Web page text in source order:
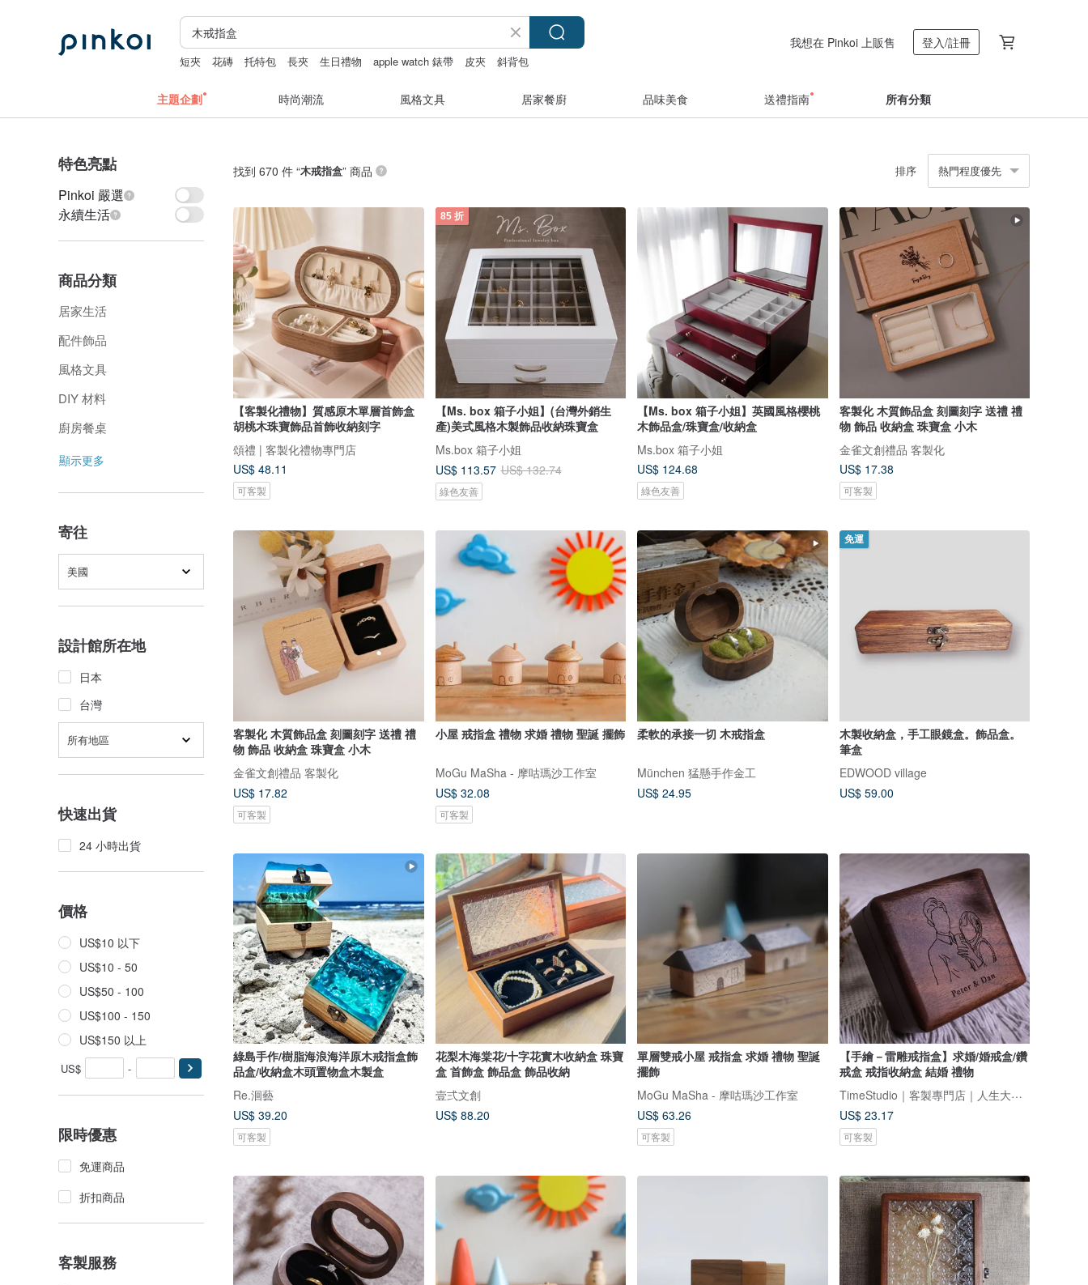
短夾 花磚 托特包 長夾 生日禮物 apple watch 錶帶 皮夾 斜背包
我想在 Pinkoi 上販售 登入/註冊
主題企劃 時尚潮流 風格文具 居家餐廚 品味美食 送禮指南 所有分類
特色亮點
Pinkoi 嚴選
永續生活
商品分類
居家生活
配件飾品
風格文具
DIY 材料
廚房餐桌
顯示更多
寄往
美國
設計館所在地
日本
台灣
所有地區
快速出貨
24 小時出貨
價格
US$10 以下
US$10 - 50
US$50 - 100
US$100 - 150
US$150 以上
US$ -
限時優惠
免運商品
折扣商品
客製服務
找到 670 件 “木戒指盒” 商品 排序 熱門程度優先
【客製化禮物】質感原木單層首飾盒
胡桃木珠寶飾品首飾收納刻字
頌禮 | 客製化禮物專門店
US$ 48.11
可客製
85 折
【Ms. box 箱子小姐】(台灣外銷生
產)美式風格木製飾品收納珠寶盒
Ms.box 箱子小姐
US$ 113.57 US$ 132.74
綠色友善
【Ms. box 箱子小姐】英國風格櫻桃
木飾品盒/珠寶盒/收納盒
Ms.box 箱子小姐
US$ 124.68
綠色友善
客製化 木質飾品盒 刻圖刻字 送禮 禮
物 飾品 收納盒 珠寶盒 小木
金雀文創禮品 客製化
US$ 17.38
可客製
客製化 木質飾品盒 刻圖刻字 送禮 禮
物 飾品 收納盒 珠寶盒 小木
金雀文創禮品 客製化
US$ 17.82
可客製
小屋 戒指盒 禮物 求婚 禮物 聖誕 擺飾
MoGu MaSha - 摩咕瑪沙工作室
US$ 32.08
可客製
柔軟的承接一切 木戒指盒
München 猛懸手作金工
US$ 24.95
免運
木製收納盒，手工眼鏡盒。飾品盒。
筆盒
EDWOOD village
US$ 59.00
綠島手作/樹脂海浪海洋原木戒指盒飾
品盒/收納盒木頭置物盒木製盒
Re.洄藝
US$ 39.20
可客製
花梨木海棠花/十字花實木收納盒 珠寶
盒 首飾盒 飾品盒 飾品收納
壹弍文創
US$ 88.20
單層雙戒小屋 戒指盒 求婚 禮物 聖誕
擺飾
MoGu MaSha - 摩咕瑪沙工作室
US$ 63.26
可客製
【手繪－雷雕戒指盒】求婚/婚戒盒/鑽
戒盒 戒指收納盒 結婚 禮物
TimeStudio｜客製專門店｜人生大事事務所
US$ 23.17
可客製